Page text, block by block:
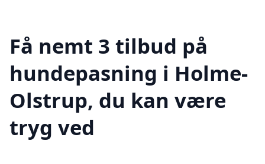
Få nemt 3 tilbud på
hundepasning i Holme-
Olstrup, du kan være
tryg ved